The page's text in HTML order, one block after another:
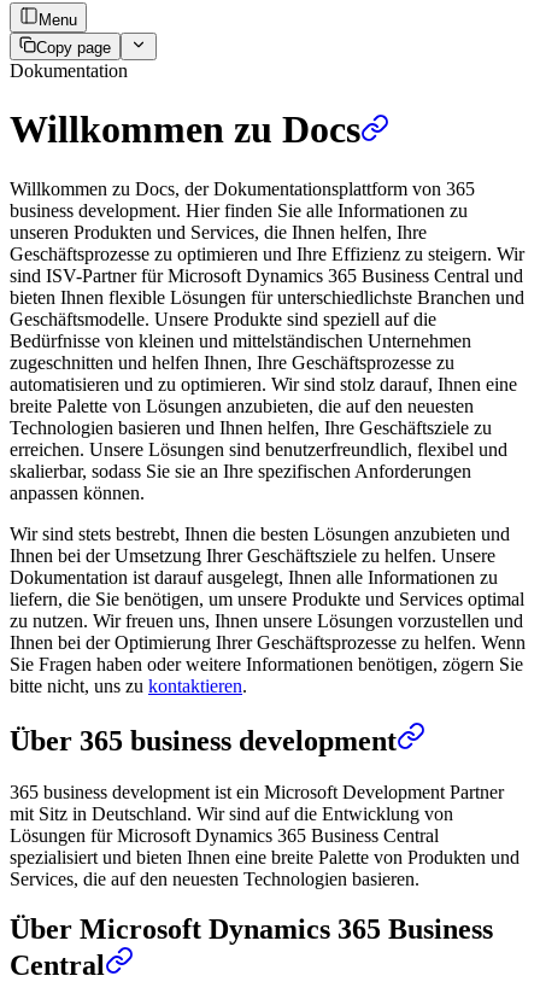
Menu
Copy page
Dokumentation
Willkommen zu Docs
Willkommen zu Docs, der Dokumentationsplattform von 365
business development. Hier finden Sie alle Informationen zu
unseren Produkten und Services, die Ihnen helfen, Ihre
Geschäftsprozesse zu optimieren und Ihre Effizienz zu steigern. Wir
sind ISV-Partner für Microsoft Dynamics 365 Business Central und
bieten Ihnen flexible Lösungen für unterschiedlichste Branchen und
Geschäftsmodelle. Unsere Produkte sind speziell auf die
Bedürfnisse von kleinen und mittelständischen Unternehmen
zugeschnitten und helfen Ihnen, Ihre Geschäftsprozesse zu
automatisieren und zu optimieren. Wir sind stolz darauf, Ihnen eine
breite Palette von Lösungen anzubieten, die auf den neuesten
Technologien basieren und Ihnen helfen, Ihre Geschäftsziele zu
erreichen. Unsere Lösungen sind benutzerfreundlich, flexibel und
skalierbar, sodass Sie sie an Ihre spezifischen Anforderungen
anpassen können.
Wir sind stets bestrebt, Ihnen die besten Lösungen anzubieten und
Ihnen bei der Umsetzung Ihrer Geschäftsziele zu helfen. Unsere
Dokumentation ist darauf ausgelegt, Ihnen alle Informationen zu
liefern, die Sie benötigen, um unsere Produkte und Services optimal
zu nutzen. Wir freuen uns, Ihnen unsere Lösungen vorzustellen und
Ihnen bei der Optimierung Ihrer Geschäftsprozesse zu helfen. Wenn
Sie Fragen haben oder weitere Informationen benötigen, zögern Sie
bitte nicht, uns zu kontaktieren.
Über 365 business development
365 business development ist ein Microsoft Development Partner
mit Sitz in Deutschland. Wir sind auf die Entwicklung von
Lösungen für Microsoft Dynamics 365 Business Central
spezialisiert und bieten Ihnen eine breite Palette von Produkten und
Services, die auf den neuesten Technologien basieren.
Über Microsoft Dynamics 365 Business
Central